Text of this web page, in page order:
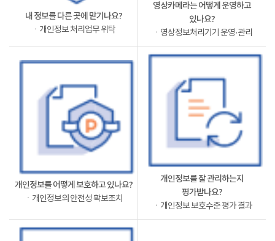
내 정보를 다른 곳에 맡기나요?
ㆍ개인정보 처리업무 위탁
영상카메라는 어떻게 운영하고
있나요?
ㆍ영상정보처리기기 운영·관리
개인정보를 어떻게 보호하고 있나요?
ㆍ개인정보의 안전성 확보조치
개인정보를 잘 관리하는지
평가받나요?
ㆍ개인정보 보호수준 평가 결과